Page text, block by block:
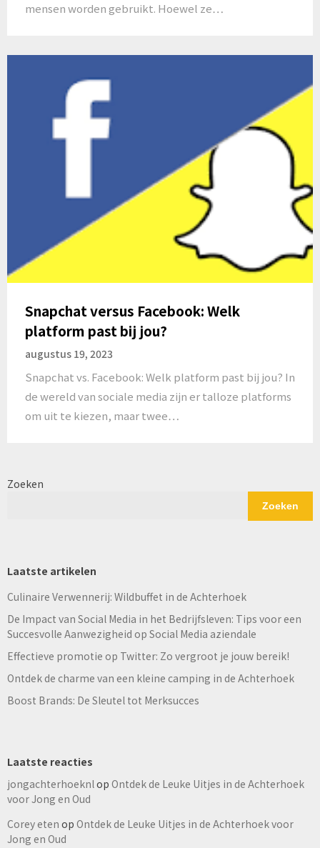
mensen worden gebruikt. Hoewel ze…
Snapchat versus Facebook: Welk
platform past bij jou?
augustus 19, 2023
Snapchat vs. Facebook: Welk platform past bij jou? In
de wereld van sociale media zijn er talloze platforms
om uit te kiezen, maar twee…
Zoeken
Zoeken
Laatste artikelen
Culinaire Verwennerij: Wildbuffet in de Achterhoek
De Impact van Social Media in het Bedrijfsleven: Tips voor een
Succesvolle Aanwezigheid op Social Media aziendale
Effectieve promotie op Twitter: Zo vergroot je jouw bereik!
Ontdek de charme van een kleine camping in de Achterhoek
Boost Brands: De Sleutel tot Merksucces
Laatste reacties
jongachterhoeknlop Ontdek de Leuke Uitjes in de Achterhoek
voor Jong en Oud
Corey eten op Ontdek de Leuke Uitjes in de Achterhoek voor
Jong en Oud